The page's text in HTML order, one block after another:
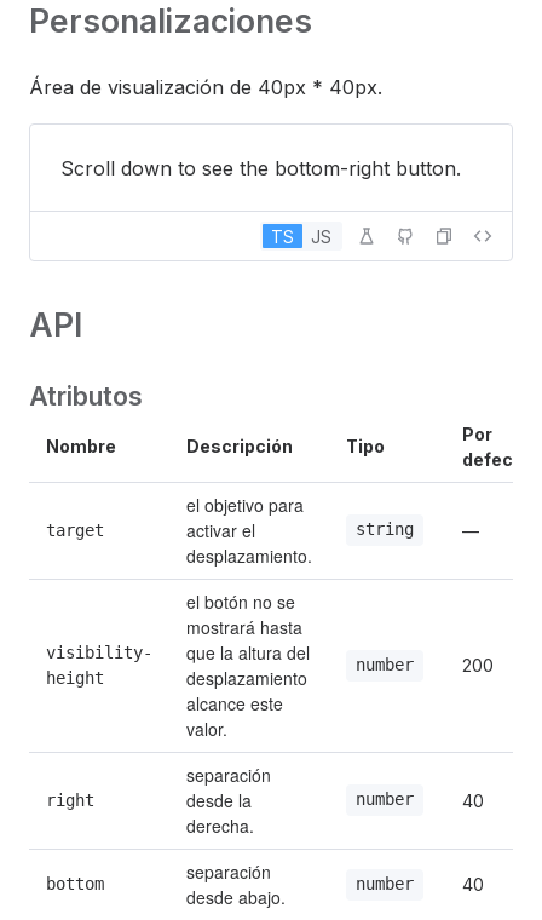
Personalizaciones
Área de visualización de 40px * 40px.
Scroll down to see the bottom-right button.
TS JS
API
Atributos
Nombre Descripción Tipo
Por
defecto
target
el objetivo para
activar el
desplazamiento.
string —
visibility-
height
el botón no se
mostrará hasta
que la altura del
desplazamiento
alcance este
valor.
number 200
right
separación
desde la
derecha.
number 40
bottom
separación
desde abajo.
number 40